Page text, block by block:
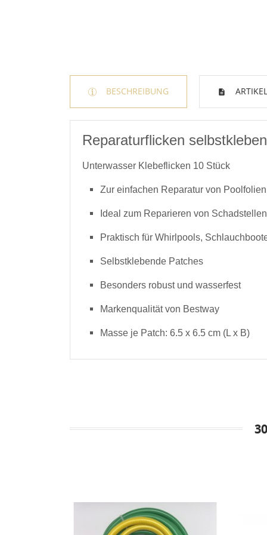
BESCHREIBUNG
Reparaturflicken
Unterwasser Klebeflicken 10 Stück
Zur einfachen Reparatur von
Ideal zum Reparieren von
Praktisch für Whirlpools,
Selbstklebende Patches
Besonders robust und wasserfest
Markenqualität von Bestway
Masse je Patch: 6.5 x 6.5 cm (L x B)